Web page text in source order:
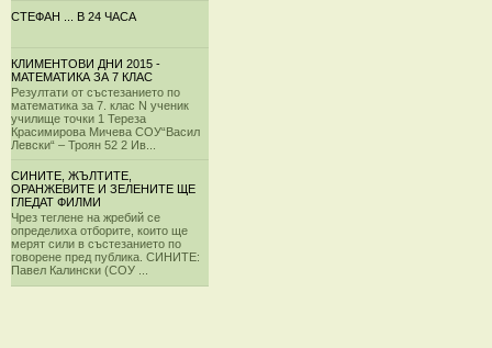
СТЕФАН ... В 24 ЧАСА
КЛИМЕНТОВИ ДНИ 2015 -
МАТЕМАТИКА ЗА 7 КЛАС
Резултати от състезанието по
математика за 7. клас N ученик
училище точки 1 Тереза
Красимирова Мичева СОУ“Васил
Левски“ – Троян 52 2 Ив...
СИНИТЕ, ЖЪЛТИТЕ,
ОРАНЖЕВИТЕ И ЗЕЛЕНИТЕ ЩЕ
ГЛЕДАТ ФИЛМИ
Чрез теглене на жребий се
определиха отборите, които ще
мерят сили в състезанието по
говорене пред публика. СИНИТЕ:
Павел Калински (СОУ ...